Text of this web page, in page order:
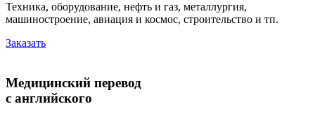
Техника, оборудование, нефть и газ, металлургия,
машиностроение, авиация и космос, строительство и тп.
Заказать
Медицинский перевод
с английского